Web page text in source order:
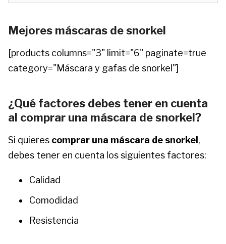
Mejores máscaras de snorkel
[products columns="3" limit="6" paginate=true
category="Máscara y gafas de snorkel"]
¿Qué factores debes tener en cuenta
al comprar una máscara de snorkel?
Si quieres comprar una máscara de snorkel ,
debes tener en cuenta los siguientes factores:
Calidad
Comodidad
Resistencia